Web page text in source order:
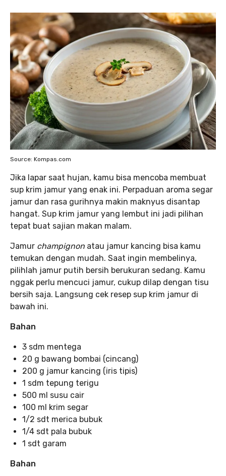
Source: Kompas.com
Jika lapar saat hujan, kamu bisa mencoba membuat
sup krim jamur yang enak ini. Perpaduan aroma segar
jamur dan rasa gurihnya makin maknyus disantap
hangat. Sup krim jamur yang lembut ini jadi pilihan
tepat buat sajian makan malam.
Jamur champignon atau jamur kancing bisa kamu
temukan dengan mudah. Saat ingin membelinya,
pilihlah jamur putih bersih berukuran sedang. Kamu
nggak perlu mencuci jamur, cukup dilap dengan tisu
bersih saja. Langsung cek resep sup krim jamur di
bawah ini.
Bahan
3 sdm mentega
20 g bawang bombai (cincang)
200 g jamur kancing (iris tipis)
1 sdm tepung terigu
500 ml susu cair
100 ml krim segar
1/2 sdt merica bubuk
1/4 sdt pala bubuk
1 sdt garam
Bahan